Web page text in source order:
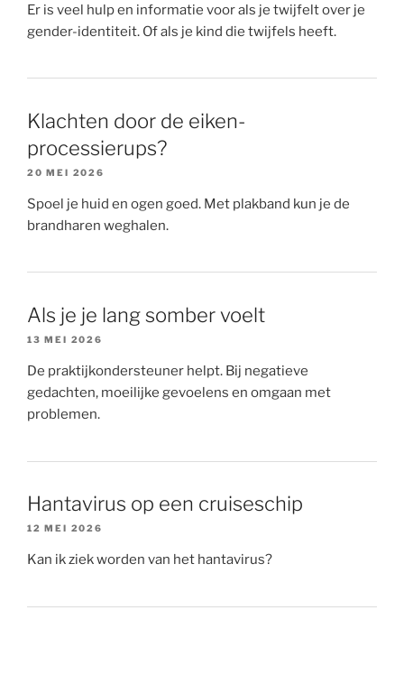
Er is veel hulp en informatie voor als je twijfelt over je
gender-identiteit. Of als je kind die twijfels heeft.
Klachten door de eiken-
processierups?
20 MEI 2026
Spoel je huid en ogen goed. Met plakband kun je de
brandharen weghalen.
Als je je lang somber voelt
13 MEI 2026
De praktijkondersteuner helpt. Bij negatieve
gedachten, moeilijke gevoelens en omgaan met
problemen.
Hantavirus op een cruiseschip
12 MEI 2026
Kan ik ziek worden van het hantavirus?